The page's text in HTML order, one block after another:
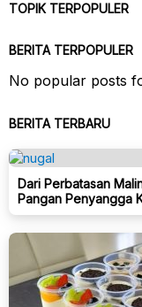
TOPIK TERPOPULER
BERITA TERPOPULER
No popular posts
BERITA TERBARU
Dari Perbatasan
Pangan Penyangga